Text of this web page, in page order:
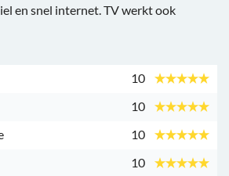
en snel internet. TV werkt ook
10
10
10
10